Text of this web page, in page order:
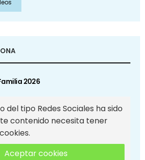
2026
del tipo Redes Sociales ha sido
contenido necesita tener
Aceptar cookies